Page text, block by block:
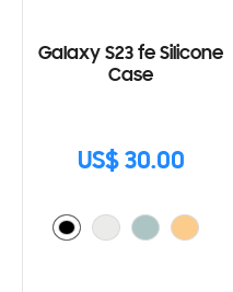
Galaxy S23 fe Silicone
Case
US$ 30.00